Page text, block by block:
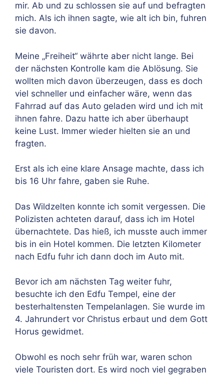
mir. Ab und zu schlossen sie auf und befragten
mich. Als ich ihnen sagte, wie alt ich bin, fuhren
sie davon.
Meine „Freiheit“ währte aber nicht lange. Bei
der nächsten Kontrolle kam die Ablösung. Sie
wollten mich davon überzeugen, dass es doch
viel schneller und einfacher wäre, wenn das
Fahrrad auf das Auto geladen wird und ich mit
ihnen fahre. Dazu hatte ich aber überhaupt
keine Lust. Immer wieder hielten sie an und
fragten.
Erst als ich eine klare Ansage machte, dass ich
bis 16 Uhr fahre, gaben sie Ruhe.
Das Wildzelten konnte ich somit vergessen. Die
Polizisten achteten darauf, dass ich im Hotel
übernachtete. Das hieß, ich musste auch immer
bis in ein Hotel kommen. Die letzten Kilometer
nach Edfu fuhr ich dann doch im Auto mit.
Bevor ich am nächsten Tag weiter fuhr,
besuchte ich den Edfu Tempel, eine der
besterhaltensten Tempelanlagen. Sie wurde im
4. Jahrundert vor Christus erbaut und dem Gott
Horus gewidmet.
Obwohl es noch sehr früh war, waren schon
viele Touristen dort. Es wird noch viel gegraben